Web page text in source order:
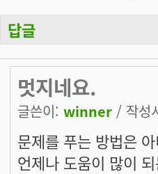
답글
멋지네요.
글쓴이: winner / 작성
문제를 푸는 방법은
언제나 도움이 많이